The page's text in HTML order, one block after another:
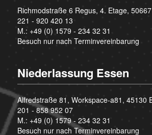
Richmodstraße 6 Regus, 4. Etage,
221 - 920 420 13
M.: +49 (0) 1579 - 234 32 31
Besuch nur nach Terminvereinbarung
Niederlassung Essen
Alfredstraße 81, Workspace-a81, 45130
201 - 858 952 07
M.: +49 (0) 1579 - 234 32 31
Besuch nur nach Terminvereinbarung